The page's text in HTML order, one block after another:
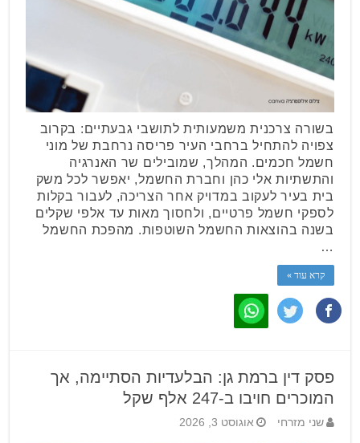
בשורה צרכנית משמעותית לתושבי גבעתיים: בקרוב
צפויה להתחיל ברחבי העיר פריסה נרחבת של מוני
חשמל חכמים. המהלך, שמובילים שר האנרגיה
והתשתיות אלי כהן וחברת החשמל, יאפשר לכל משק
בית בעיר לעקוב במדויק אחר הצריכה, לעבור בקלות
לספקי חשמל פרטיים, ולחסוך מאות עד אלפי שקלים
בשנה בהוצאות החשמל השוטפות. מהפכת החשמל
…
קרא עוד »
פסק דין ברמת גן: הבלעדיות הסתיימה, אך
המוכרים חויבו ב-247 אלף שקל
שני מזרחי אוגוסט 3, 2026